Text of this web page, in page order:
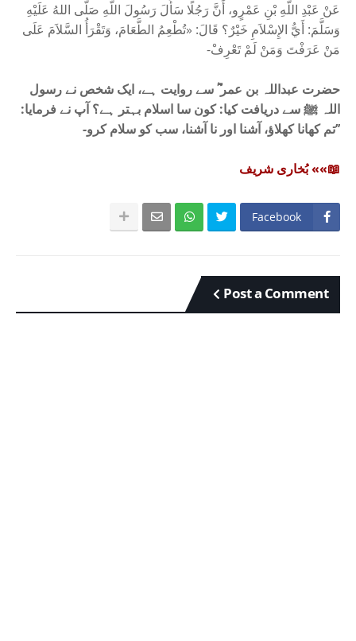
عَنْ عَبْدِ اللَّهِ بْنِ عَمْرٍو، أَنَّ رَجُلًا سَأَلَ رَسُولَ اللَّهِ صَلَّى اللهُ عَلَيْهِ
وَسَلَّمَ: أَيُّ الإِسْلاَمِ خَيْرٌ؟ قَالَ: «تُطْعِمُ الطَّعَامَ، وَتَقْرَأُ السَّلاَمَ عَلَى
مَنْ عَرَفْتَ وَمَنْ لَمْ تَعْرِفْ-
حضرت عبداللہ بن عمر ؓ سے روایت ہے، ایک شخص نے رسول
اللہ ﷺ سے دریافت کیا: کون سا اسلام بہتر ہے؟ آپ نے فرمایا:
’’تم کھانا کھلاؤ، آشنا اور نا آشنا، سب کو سلام کرو-
📖»» بُخاری شریف
Facebook
Post a Comment